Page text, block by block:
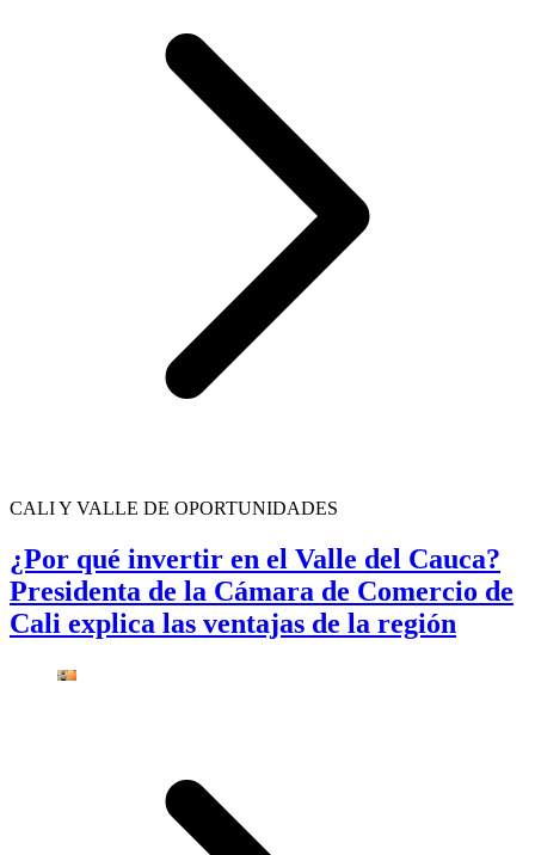
CALI Y VALLE DE OPORTUNIDADES
¿Por qué invertir en el Valle del Cauca?
Presidenta de la Cámara de Comercio de
Cali explica las ventajas de la región